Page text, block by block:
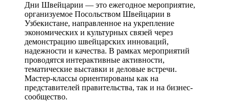
Дни Швейцарии — это ежегодное мероприятие,
организуемое Посольством Швейцарии в
Узбекистане, направленное на укрепление
экономических и культурных связей через
демонстрацию швейцарских инноваций,
надежности и качества. В рамках мероприятий
проводятся интерактивные активности,
тематические выставки и деловые встречи.
Мастер-классы ориентированы как на
представителей правительства, так и на бизнес-
сообщество.